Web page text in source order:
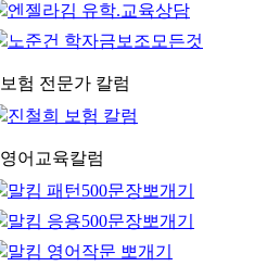
엔젤라김 유학.교육상담
노준건 학자금보조모든것
보험 전문가 칼럼
진철희 보험 칼럼
영어교육칼럼
말킴 패턴500문장뽀개기
말킴 응용500문장뽀개기
말킴 영어작문 뽀개기